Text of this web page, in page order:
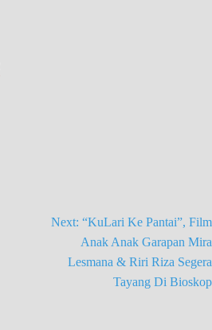
Next: “KuLari Ke Pantai”, Film
Anak Anak Garapan Mira
Lesmana & Riri Riza Segera
Tayang Di Bioskop